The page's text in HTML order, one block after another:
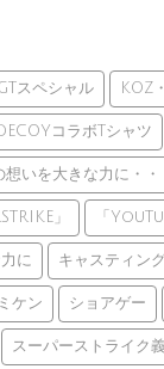
スペシャル KOZ
コラボTシャツ
想いを大きな力に・・
」 「
に キャスティン
ケン ショアゲー
スーパーストライク